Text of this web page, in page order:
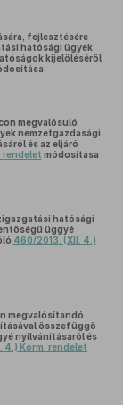
fejlesztésére
hatósági ügyek
kijelöléséről
megvalósuló
nemzetgazdasági
és az eljáró
rendelet módosítása
hatósági
üggyé
460/2013. (XII. 4.)
megvalósítandó
összefüggő
nyilvánításáról és
4.) Korm. rendelet